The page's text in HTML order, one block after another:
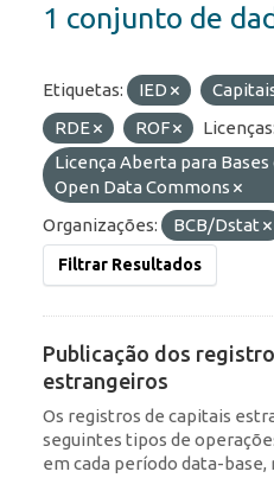
1 conjunto de
Etiquetas: IED
RDE
ROF
Licenças:
Licença Aberta para Bases
Open Data Commons
Organizações:
BCB/Dstat
Filtrar Resultados
Publicação dos
estrangeiros
Os registros de capitais
seguintes tipos de
em cada período data-